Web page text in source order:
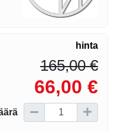
hinta
165,00 €
66,00 €